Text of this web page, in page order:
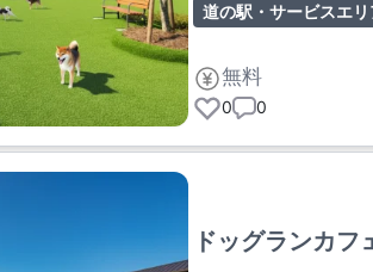
道の駅・サービスエリ
無料
0 0
ドッグランカフ